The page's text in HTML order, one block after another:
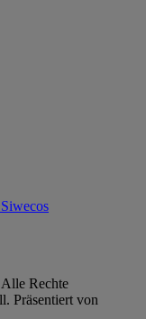
Rechte
Präsentiert von